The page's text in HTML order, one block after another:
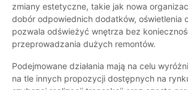
zmiany estetyczne, takie jak nowa
dobór odpowiednich dodatków, oświetlenia
pozwala odświeżyć wnętrza bez
przeprowadzania dużych remontów.
Podejmowane działania mają na celu
na tle innych propozycji dostępnych na